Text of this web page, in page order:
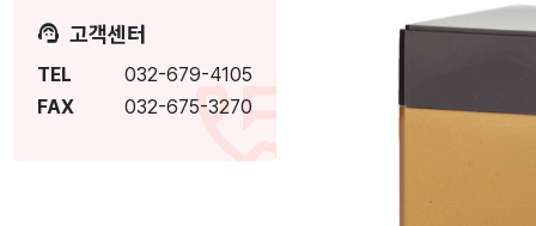
고객센터
TEL
032-679-4105
FAX
032-675-3270